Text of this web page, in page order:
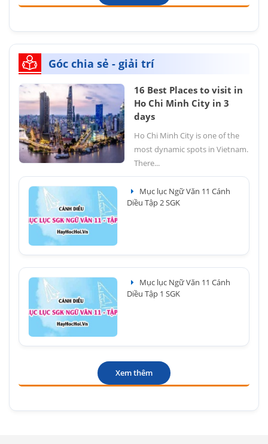
Góc chia sẻ - giải trí
16 Best Places to visit in
Ho Chi Minh City in 3
days
Ho Chi Minh City is one of the
most dynamic spots in Vietnam.
There...
Mục lục Ngữ Văn 11 Cánh
Diều Tập 2 SGK
Mục lục Ngữ Văn 11 Cánh
Diều Tập 1 SGK
Xem thêm